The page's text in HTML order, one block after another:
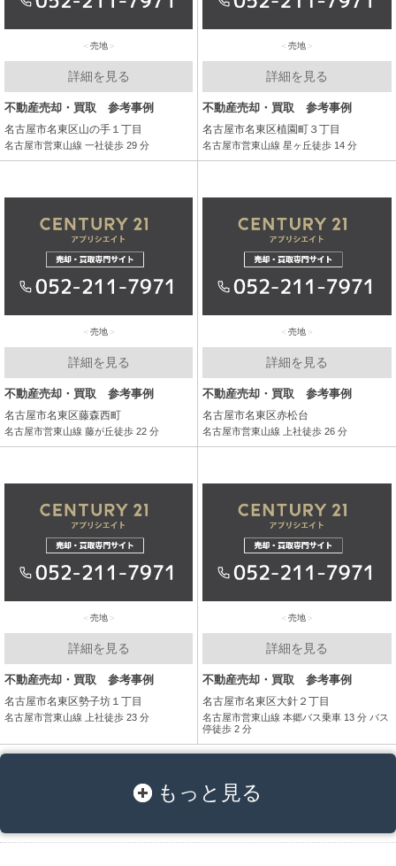
売地
詳細を見る
不動産売却・買取 参考事例
名古屋市名東区山の手１丁目
名古屋市営東山線 一社徒歩 29 分
売地
詳細を見る
不動産売却・買取 参考事例
名古屋市名東区植園町３丁目
名古屋市営東山線 星ヶ丘徒歩 14 分
売地
詳細を見る
不動産売却・買取 参考事例
名古屋市名東区藤森西町
名古屋市営東山線 藤が丘徒歩 22 分
売地
詳細を見る
不動産売却・買取 参考事例
名古屋市名東区赤松台
名古屋市営東山線 上社徒歩 26 分
売地
詳細を見る
不動産売却・買取 参考事例
名古屋市名東区勢子坊１丁目
名古屋市営東山線 上社徒歩 23 分
売地
詳細を見る
不動産売却・買取 参考事例
名古屋市名東区大針２丁目
名古屋市営東山線 本郷バス乗車 13 分 バス
停徒歩 2 分
もっと見る